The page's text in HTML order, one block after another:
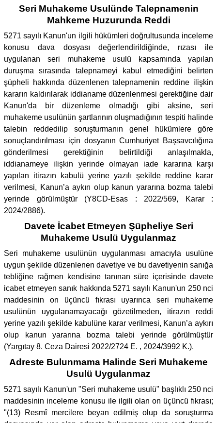
Seri Muhakeme Usulünde Talepnamenin
Mahkeme Huzurunda Reddi
5271 sayılı Kanun'un ilgili hükümleri doğrultusunda inceleme
konusu dava dosyası değerlendirildiğinde, rızası ile
uygulanan seri muhakeme usulü kapsamında yapılan
duruşma sırasında talepnameyi kabul etmediğini belirten
şüpheli hakkında düzenlenen talepnamenin reddine ilişkin
kararın kaldırılarak iddianame düzenlenmesi gerektiğine dair
Kanun'da bir düzenleme olmadığı gibi aksine, seri
muhakeme usulünün şartlarının oluşmadığının tespiti halinde
talebin reddedilip soruşturmanın genel hükümlere göre
sonuçlandırılması için dosyanın Cumhuriyet Başsavcılığına
gönderilmesi gerektiğinin belirtildiği anlaşılmakla,
iddianameye ilişkin yerinde olmayan iade kararına karşı
yapılan itirazın kabulü yerine yazılı şekilde reddine karar
verilmesi, Kanun’a aykırı olup kanun yararına bozma talebi
yerinde görülmüştür (Y8CD-Esas : 2022/569, Karar :
2024/2886).
Davete İcabet Etmeyen Şüpheliye Seri
Muhakeme Usulü Uygulanmaz
Seri muhakeme usulünün uygulanması amacıyla usulüne
uygun şekilde düzenlenen davetiye ve bu davetiyenin sanığa
tebliğine rağmen kendisine tanınan süre içerisinde davete
icabet etmeyen sanık hakkında 5271 sayılı Kanun'un 250 nci
maddesinin on üçüncü fıkrası uyarınca seri muhakeme
usulünün uygulanamayacağı gözetilmeden, itirazın reddi
yerine yazılı şekilde kabulüne karar verilmesi, Kanun’a aykırı
olup kanun yararına bozma talebi yerinde görülmüştür
(Yargıtay 8. Ceza Dairesi 2022/2724 E. , 2024/3992 K.).
Adreste Bulunmama Halinde Seri Muhakeme
Usulü Uygulanmaz
5271 sayılı Kanun'un "Seri muhakeme usulü" başlıklı 250 nci
maddesinin inceleme konusu ile ilgili olan on üçüncü fıkrası;
"(13) Resmî mercilere beyan edilmiş olup da soruşturma